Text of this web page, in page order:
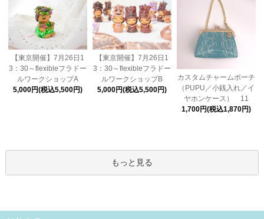
【東京開催】7月26日1
3：30～flexibleフラドー
ルワークショップA
5,000円(税込5,500円)
【東京開催】7月26日1
3：30～flexibleフラドー
ルワークショップB
5,000円(税込5,500円)
カスタムチャームポーチ
（PUPU／小銭入れ／イ
ヤホンケース） 11
1,700円(税込1,870円)
もっと見る